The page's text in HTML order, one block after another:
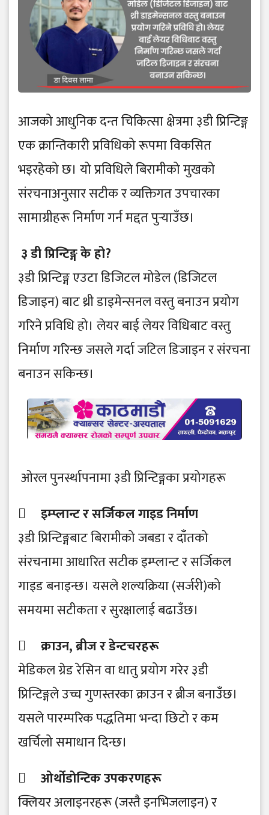
आजको आधुनिक दन्त चिकित्सा क्षेत्रमा ३डी प्रिन्टिङ्ग
एक क्रान्तिकारी प्रविधिको रूपमा विकसित
भइरहेको छ। यो प्रविधिले बिरामीको मुखको
संरचनाअनुसार सटीक र व्यक्तिगत उपचारका
सामाग्रीहरू निर्माण गर्न मद्दत पुर्‍याउँछ।
३ डी प्रिन्टिङ्ग के हो?
३डी प्रिन्टिङ्ग एउटा डिजिटल मोडेल (डिजिटल
डिजाइन) बाट थ्री डाइमेन्सनल वस्तु बनाउन प्रयोग
गरिने प्रविधि हो। लेयर बाई लेयर विधिबाट वस्तु
निर्माण गरिन्छ जसले गर्दा जटिल डिजाइन र संरचना
बनाउन सकिन्छ।
ओरल पुनर्स्थापनामा ३डी प्रिन्टिङ्गका प्रयोगहरू
 इम्प्लान्ट र सर्जिकल गाइड निर्माण
३डी प्रिन्टिङ्गबाट बिरामीको जबडा र दाँतको
संरचनामा आधारित सटीक इम्प्लान्ट र सर्जिकल
गाइड बनाइन्छ। यसले शल्यक्रिया (सर्जरी)को
समयमा सटीकता र सुरक्षालाई बढाउँछ।
 क्राउन, ब्रीज र डेन्टचरहरू
मेडिकल ग्रेड रेसिन वा धातु प्रयोग गरेर ३डी
प्रिन्टिङ्गले उच्च गुणस्तरका क्राउन र ब्रीज बनाउँछ।
यसले पारम्परिक पद्धतिमा भन्दा छिटो र कम
खर्चिलो समाधान दिन्छ।
 ओर्थोडोन्टिक उपकरणहरू
क्लियर अलाइनरहरू (जस्तै इनभिजलाइन) र